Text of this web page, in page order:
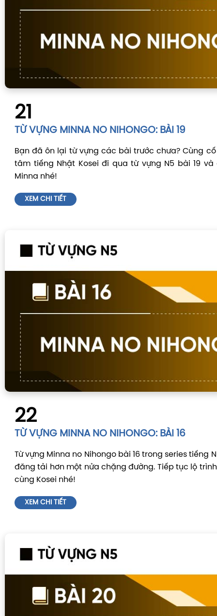
21
TỪ VỰNG MINNA NO NIHONGO: BÀI 19
Bạn đã ôn lại từ vựng các bài trước chưa? Cùng
tâm tiếng Nhật Kosei đi qua từ vựng N5 bài 19
Minna nhé!
XEM CHI TIẾT
22
TỪ VỰNG MINNA NO NIHONGO: BÀI 16
Từ vựng Minna no Nihongo bài 16 trong series tiếng
đăng tải hơn một nửa chặng đường. Tiếp tục lộ
cùng Kosei nhé!
XEM CHI TIẾT